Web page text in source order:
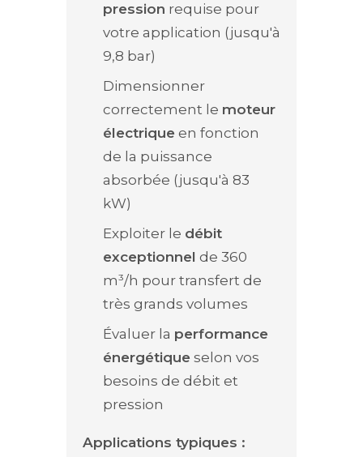
pression requise pour
votre application (jusqu'à
9,8 bar)
Dimensionner
correctement le moteur
électrique en fonction
de la puissance
absorbée (jusqu'à 83
kW)
Exploiter le débit
exceptionnel de 360
m³/h pour transfert de
très grands volumes
Évaluer la performance
énergétique selon vos
besoins de débit et
pression
Applications typiques :